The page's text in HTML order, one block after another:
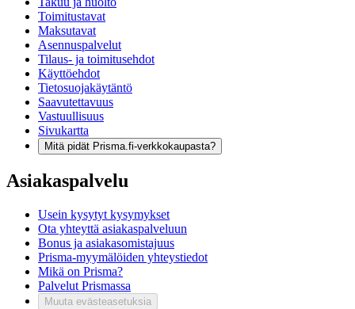
Toimitustavat
Maksutavat
Asennuspalvelut
Tilaus- ja toimitusehdot
Käyttöehdot
Tietosuojakäytäntö
Saavutettavuus
Vastuullisuus
Sivukartta
Mitä pidät Prisma.fi-verkkokaupasta?
Asiakaspalvelu
Usein kysytyt kysymykset
Ota yhteyttä asiakaspalveluun
Bonus ja asiakasomistajuus
Prisma-myymälöiden yhteystiedot
Mikä on Prisma?
Palvelut Prismassa
Muuta evästeasetuksia